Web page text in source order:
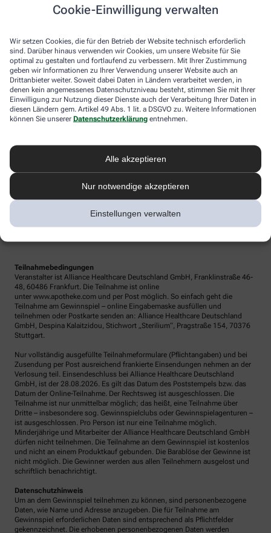
Cookie-Einwilligung verwalten
Wir setzen Cookies, die für den Betrieb der Website technisch erforderlich
sind. Darüber hinaus verwenden wir Cookies, um unsere Website für Sie
optimal zu gestalten und fortlaufend zu verbessern. Mit Ihrer Zustimmung
geben wir Informationen zu Ihrer Verwendung unserer Website auch an
Drittanbieter weiter. Soweit dabei Daten in Ländern verarbeitet werden, in
denen kein angemessenes Datenschutzniveau besteht, stimmen Sie mit Ihrer
Einwilligung zur Nutzung dieser Dienste auch der Verarbeitung Ihrer Daten in
diesen Ländern gem. Artikel 49 Abs. 1 lit. a DSGVO zu. Weitere Informationen
können Sie unserer Datenschutzerklärung entnehmen.
Alle akzeptieren
Nur notwendige akzeptieren
Einstellungen verwalten
Teilnahmebedingungen
Veranstalter ist Alliance Healthcare Deutschland GmbH, Franklinstraße 46-
48, 60486 Frankfurt. Die Teilnahme ist online
unter www.apotheke.com und per Post möglich. So einfach geht die
Teilnahme am Gewinnspiel – online Eingabemaske ausfüllen und
teilnehmen oder Postkarte senden an: Alliance Healthcare Deutschland
GmbH, Despina Kalaitzidou, Stichwort „Sterilium“, Pragstraße 154, 70376
Stuttgart.
Nur vollständig ausgefüllte Teilnahmeformulare (Pflichtangaben) und bei
Zusendung per Post ausreichend frankierte Einsendungen nehmen an der
Verlosung teil. Einsendeschluss bei Alliance Healthcare Deutschland
GmbH, ist der 28.08.2026. Es gilt das Datum des Poststempels bzw. das
Datum der Online-Teilnahme. Der Rechtsweg ist ausgeschlossen. Die
Teilnahme ist nur unmittelbar möglich; das heißt, eine Teilnahme über
Dritte – insbesondere sog. Gewinnspielclubs oder Gewinnspielagenturen –
ist ausgeschlossen. Pro Person ist nur eine Teilnahme möglich.
Minderjährige und Mitarbeiter der Alliance Healthcare Deutschland GmbH
dürfen nicht teilnehmen. Die Teilnahme an dem Gewinnspiel ist kostenlos
und nicht an einem Produktkauf gebunden. Die Barablöse der Gewinne ist
nicht möglich. Die Gewinner werden aus allen Teilnehmern ausgelost und
schriftlich benachrichtigt.
Datenschutzhinweis
Um an dem Gewinnspiel teilnehmen zu können, sind personenbezogene
Daten, wie Name und Adresse anzugeben. Die für Teilnahme am
Gewinnspiel erforderlichen Daten sind entsprechend als Pflichtfelder
gekennzeichnet. Die erhobenen personenbezogenen Daten werden